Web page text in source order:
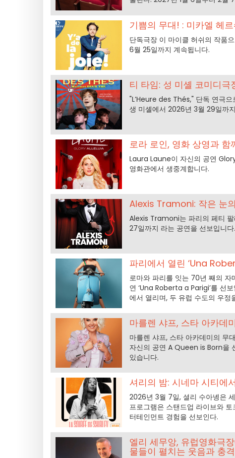
기쁨의 무대! : 미카엘 헤
단독극장 이 마이클 허쉬의 작품
6월 25일까지 계속됩니다.
티 타임: 성 미셸 코미디
"L’Heure des Thés," 단독 연극
생 미셸에서 2026년 3월 29일까
로라 로인, 영화 상영과
Laura Laune이 자신의 공연
영화관에서 생중계합니다.
Alexis Tramoni: 작은 눈
Alexis Tramoni는 파리의 페티
27일까지 라는 공연을 선보입니다.
파리에서 열린 ‘Una
로마와 파리를 잇는 70년 째의
연 ‘Una Roberta a Parigi’를 선
에서 열리며, 두 유럽 수도의 우정
마를렌 샤프, 스타 아카데
마를렌 샤프, 스타 아카데미의 무
자신의 공연 A Queen is Born을
있습니다.
셔리의 밤: 시네마 시티에
2026년 3월 7일, 셜리 수아녱은
프로그램은 스탠드업 라이브와
터테인먼트 경험을 선보인다.
엘리 세무앙, 유럽영화극
물들이 펼치는 웃음과 충